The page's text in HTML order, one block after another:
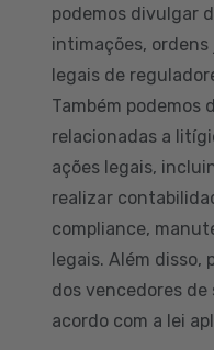
podemos divulgar
intimações,
legais de
Também podemos
relacionadas a
ações legais,
realizar
compliance,
legais. Além disso,
dos vencedores
acordo com a lei